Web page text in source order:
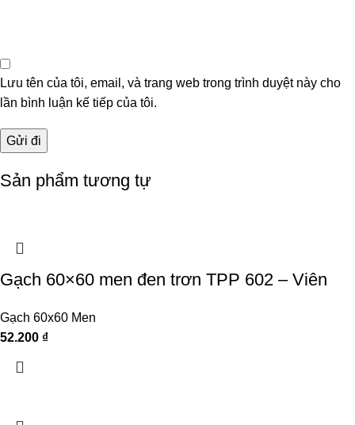
Lưu tên của tôi, email, và trang web trong trình duyệt này cho
lần bình luận kế tiếp của tôi.
Sản phẩm tương tự
Gạch 60×60 men đen trơn TPP 602 – Viên
Gạch 60x60 Men
52.200 ₫